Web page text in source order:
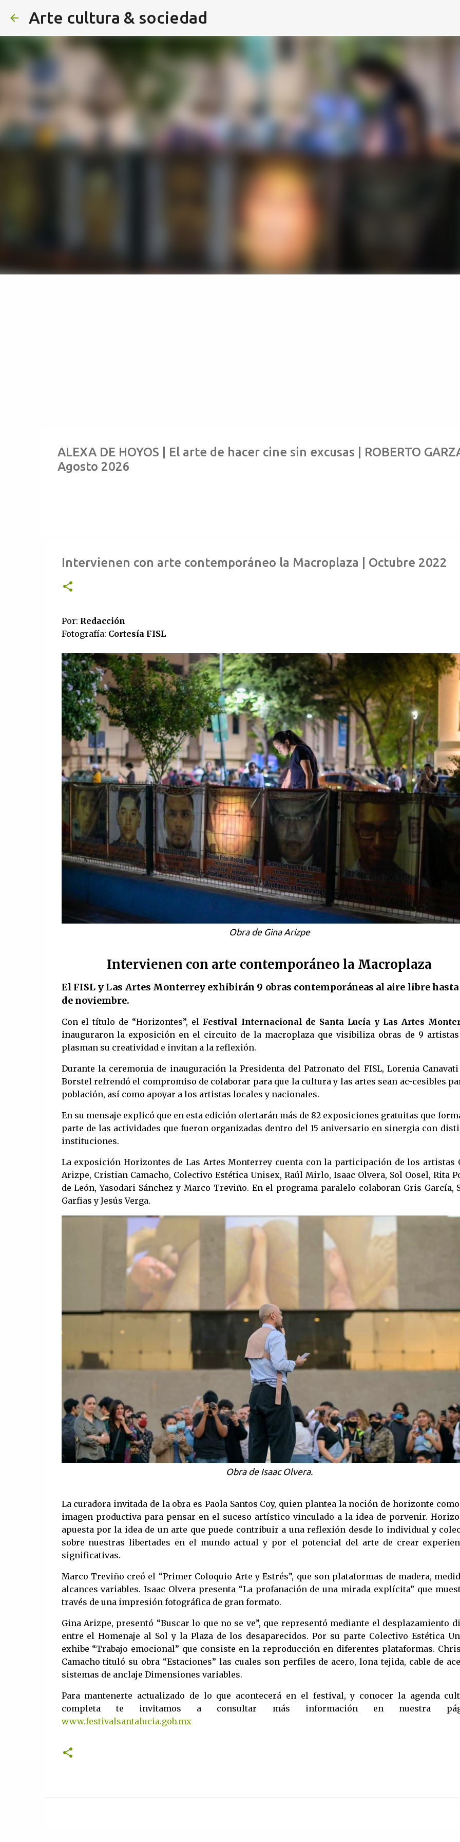
Arte cultura & sociedad
ALEXA DE HOYOS | El arte de hacer cine sin excusas | ROBERTO
Agosto 2026
Intervienen con arte contemporáneo la Macroplaza | Octubre 2022
Por: Redacción
Fotografía: Cortesía FISL
Obra de Gina Arizpe
Intervienen con arte contemporáneo la Macroplaza
El FISL y Las Artes Monterrey exhibirán 9 obras contemporáneas al aire libre hasta
de noviembre.
Con el título de “Horizontes”, el Festival Internacional de Santa Lucía y Las Artes
inauguraron la exposición en el circuito de la macroplaza que visibiliza obras de 9 artistas
plasman su creatividad e invitan a la reflexión.
Durante la ceremonia de inauguración la Presidenta del Patronato del FISL, Lorenia
Borstel refrendó el compromiso de colaborar para que la cultura y las artes sean ac-cesibles
población, así como apoyar a los artistas locales y nacionales.
En su mensaje explicó que en esta edición ofertarán más de 82 exposiciones gratuitas que
parte de las actividades que fueron organizadas dentro del 15 aniversario en sinergia con
instituciones.
La exposición Horizontes de Las Artes Monterrey cuenta con la participación de los artistas
Arizpe, Cristian Camacho, Colectivo Estética Unisex, Raúl Mirlo, Isaac Olvera, Sol Oosel, Rita
de León, Yasodari Sánchez y Marco Treviño. En el programa paralelo colaboran Gris García,
Garfias y Jesús Verga.
Obra de Isaac Olvera.
La curadora invitada de la obra es Paola Santos Coy, quien plantea la noción de horizonte
imagen productiva para pensar en el suceso artístico vinculado a la idea de porvenir.
apuesta por la idea de un arte que puede contribuir a una reflexión desde lo individual y
sobre nuestras libertades en el mundo actual y por el potencial del arte de crear
significativas.
Marco Treviño creó el “Primer Coloquio Arte y Estrés”, que son plataformas de madera,
alcances variables. Isaac Olvera presenta “La profanación de una mirada explícita” que
través de una impresión fotográfica de gran formato.
Gina Arizpe, presentó “Buscar lo que no se ve”, que representó mediante el desplazamiento
entre el Homenaje al Sol y la Plaza de los desaparecidos. Por su parte Colectivo Estética
exhibe “Trabajo emocional” que consiste en la reproducción en diferentes plataformas.
Camacho tituló su obra “Estaciones” las cuales son perfiles de acero, lona tejida, cable de
sistemas de anclaje Dimensiones variables.
Para mantenerte actualizado de lo que acontecerá en el festival, y conocer la agenda
completa te invitamos a consultar más información en nuestra
www.festivalsantalucia.gob.mx